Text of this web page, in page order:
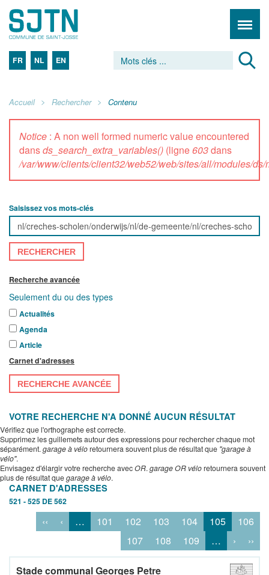
FR NL EN
Accueil Rechercher Contenu
Notice : A non well formed numeric value encountered
dansds_search_extra_variables() (ligne603dans
/var/www/clients/client32/web52/web/sites/all/modules/
Saisissez vos mots-clés
RECHERCHER
Recherche avancée
Seulement du ou des types
Actualités
Agenda
Article
Carnet d'adresses
RECHERCHE AVANCÉE
VOTRE RECHERCHE N'A DONNÉ AUCUN RÉSULTAT
Vérifiez que l'orthographe est correcte.
Supprimez les guillemets autour des expressions pour rechercher chaque mot
séparément. garage à véloretournera souvent plus de résultat que "garage à
vélo".
Envisagez d'élargir votre recherche avecOR. garage OR véloretournera souvent
plus de résultat quegarage à vélo.
CARNET D'ADRESSES
521 - 525 DE 562
‹‹ ‹ … 101 102 103 104 105
106
107
108 109 … › ››
Stade communal Georges Petre